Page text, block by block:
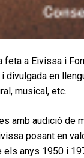
a Eivissa i
en
musical, etc.
amb audició de
posant en
els anys 1950 i